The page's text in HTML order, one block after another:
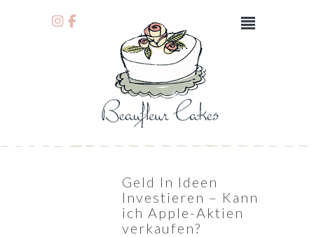
Geld In Ideen
Investieren – Kann
ich Apple-Aktien
verkaufen?